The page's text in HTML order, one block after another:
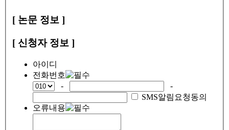
[ 논문 정보 ]
[ 신청자 정보 ]
아이디
전화번호
-
-
SMS알림요청동의
오류내용